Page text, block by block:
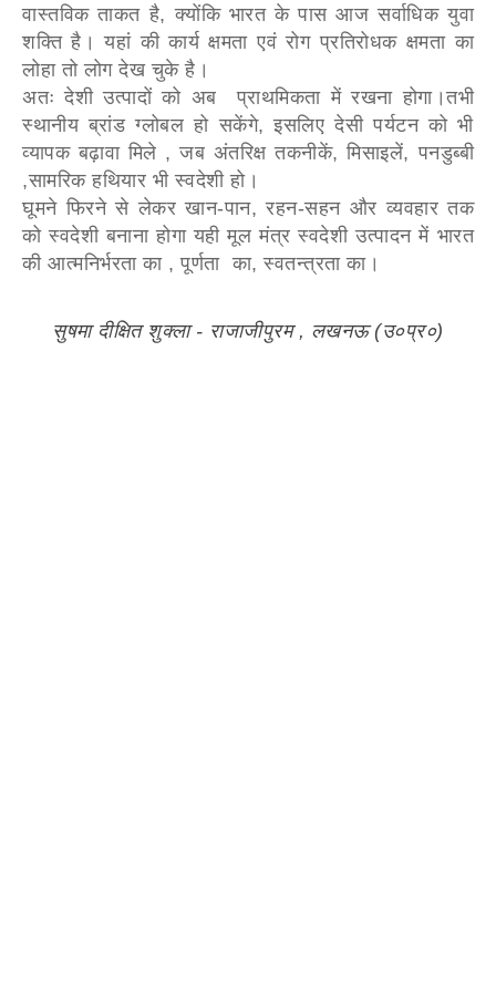
वास्तविक ताकत है, क्योंकि भारत के पास आज सर्वाधिक युवा
शक्ति है। यहां की कार्य क्षमता एवं रोग प्रतिरोधक क्षमता का
लोहा तो लोग देख चुके है।
अतः देशी उत्पादों को अब प्राथमिकता में रखना होगा।तभी
स्थानीय ब्रांड ग्लोबल हो सकेंगे, इसलिए देसी पर्यटन को भी
व्यापक बढ़ावा मिले , जब अंतरिक्ष तकनीकें, मिसाइलें, पनडुब्बी
,सामरिक हथियार भी स्वदेशी हो।
घूमने फिरने से लेकर खान-पान, रहन-सहन और व्यवहार तक
को स्वदेशी बनाना होगा यही मूल मंत्र स्वदेशी उत्पादन में भारत
की आत्मनिर्भरता का , पूर्णता का, स्वतन्त्रता का।
सुषमा दीक्षित शुक्ला - राजाजीपुरम , लखनऊ (उ०प्र०)